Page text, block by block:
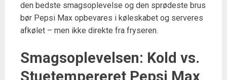
den bedste smagsoplevelse og den sprødeste brus
bør Pepsi Max opbevares i køleskabet og serveres
afkølet – men ikke direkte fra fryseren.
Smagsoplevelsen: Kold vs.